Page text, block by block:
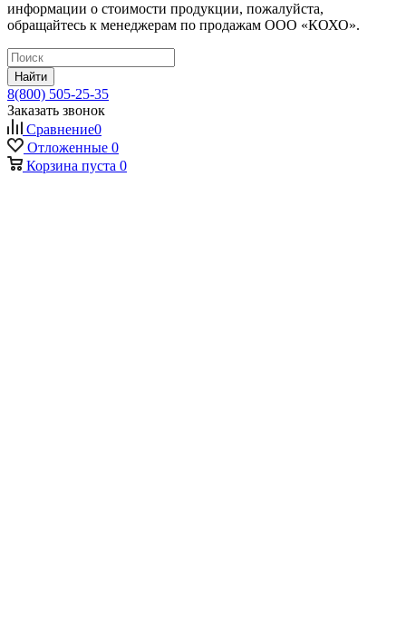
информации о стоимости продукции, пожалуйста,
обращайтесь к менеджерам по продажам ООО «КОХО».
Найти
8(800) 505-25-35
Заказать звонок
Сравнение0
Отложенные 0
Корзина пуста 0